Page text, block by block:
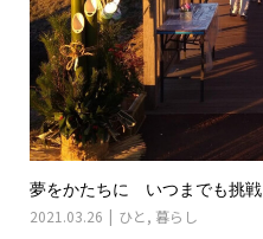
夢をかたちに いつまでも挑戦
2021.03.26 ひと , 暮らし